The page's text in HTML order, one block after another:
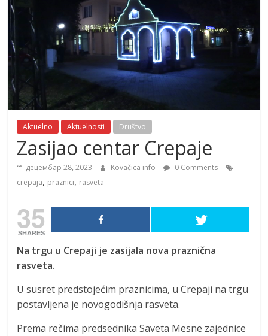
Aktuelno Aktuelnosti Društvo
Zasijao centar Crepaje
децембар 28, 2023 Kovačica info
0 Comments
crepaja, praznici, rasveta
35
SHARES
Na trgu u Crepaji je zasijala nova praznična
rasveta.
U susret predstojećim praznicima, u Crepaji na trgu
postavljena je novogodišnja rasveta.
Prema rečima predsednika Saveta Mesne zajednice